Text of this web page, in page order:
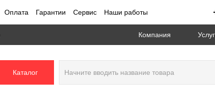
Оплата Гарантии Сервис Наши работы
Компания
Каталог